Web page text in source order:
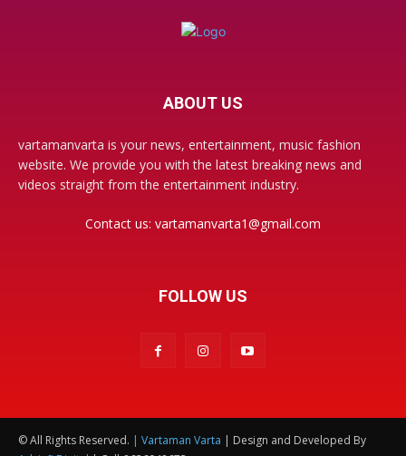
ABOUT US
vartamanvarta is your news, entertainment, music fashion
website. We provide you with the latest breaking news and
videos straight from the entertainment industry.
Contact us: vartamanvarta1@gmail.com
FOLLOW US
© All Rights Reserved. | Vartaman Varta | Design and Developed By